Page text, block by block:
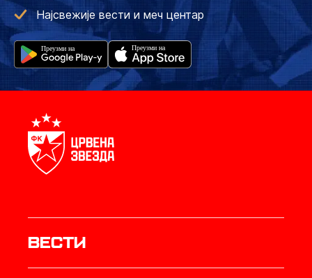
Најсвежије вести и меч центар
Вести